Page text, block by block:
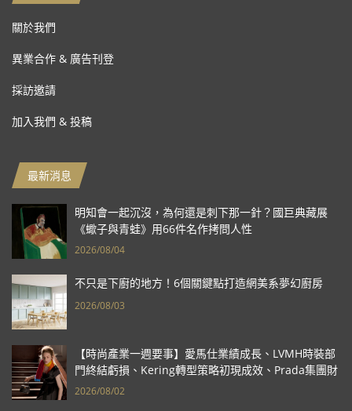
關於我們
異業合作 & 廣告刊登
採訪邀請
加入我們 & 投稿
最新消息
明知會一起沉沒，為何還是刺下那一針？國巨典藏展
《蠍子與青蛙》用66件名作拷問人性
2026/08/04
不只是下廚的地方！6個關鍵點打造網美系夢幻廚房
2026/08/03
【時尚產業一週要事】愛馬仕業績成長、LVMH時裝部
門終結虧損、Kering轉型策略初現成效、Prada集團財
報亮眼
2026/08/02